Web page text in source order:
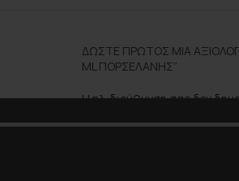
ΔΏΣΤΕ ΠΡΏΤΟΣ ΜΊΑ
ML ΠΟΡΣΕΛΆΝΗΣ”
Η ηλ. διεύθυνση σας δεν
*